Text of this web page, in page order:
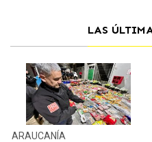
LAS
ARAUCANÍA